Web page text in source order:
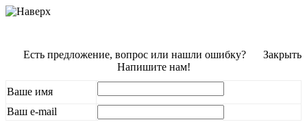
Закрыть
Есть предложение, вопрос или нашли ошибку?
Напишите нам!
Ваше имя
Ваш e-mail